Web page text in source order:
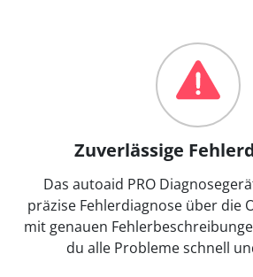
Zuverlässige
Das autoaid PRO
präzise Fehlerdiagnose über die
mit genauen
du alle Probleme schnell